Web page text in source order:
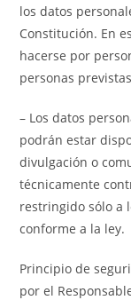
los datos
Constitución. En
hacerse por
personas
– Los datos
podrán estar
divulgación o
técnicamente
restringido sólo a
conforme a la ley.
Principio de
por el